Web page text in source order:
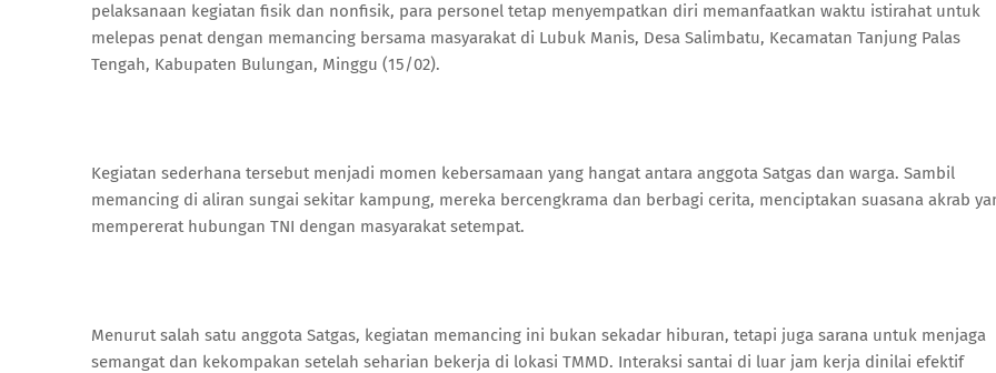
pelaksanaan kegiatan fisik dan nonfisik, para personel tetap menyempatkan diri memanfaatkan waktu istirahat untuk
melepas penat dengan memancing bersama masyarakat di Lubuk Manis, Desa Salimbatu, Kecamatan Tanjung Palas
Tengah, Kabupaten Bulungan, Minggu (15/02).
Kegiatan sederhana tersebut menjadi momen kebersamaan yang hangat antara anggota Satgas dan warga. Sambil
memancing di aliran sungai sekitar kampung, mereka bercengkrama dan berbagi cerita, menciptakan suasana akrab
mempererat hubungan TNI dengan masyarakat setempat.
Menurut salah satu anggota Satgas, kegiatan memancing ini bukan sekadar hiburan, tetapi juga sarana untuk menjaga
semangat dan kekompakan setelah seharian bekerja di lokasi TMMD. Interaksi santai di luar jam kerja dinilai efektif